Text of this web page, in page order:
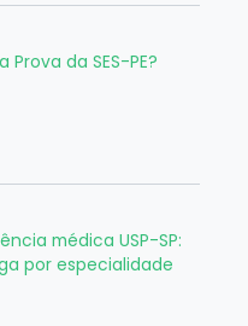
da SES-PE?
médica USP-SP:
por especialidade